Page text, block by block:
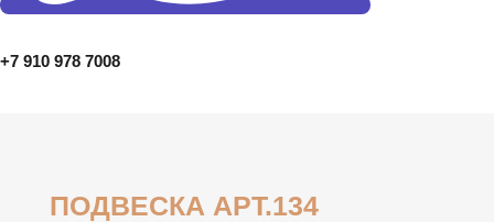
+7 910 978 7008
ПОДВЕСКА АРТ.134